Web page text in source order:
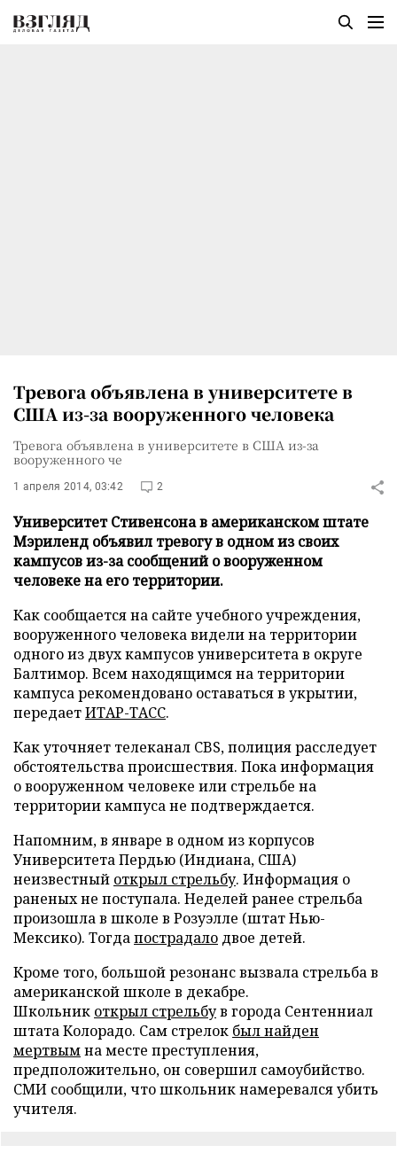
Тревога объявлена в университете в
США из-за вооруженного человека
Тревога объявлена в университете в США из-за
вооруженного че
1 апреля 2014, 03:42 2
Университет Стивенсона в американском штате
Мэриленд объявил тревогу в одном из своих
кампусов из-за сообщений о вооруженном
человеке на его территории.
Как сообщается на сайте учебного учреждения,
вооруженного человека видели на территории
одного из двух кампусов университета в округе
Балтимор. Всем находящимся на территории
кампуса рекомендовано оставаться в укрытии,
передаетИТАР-ТАСС.
Как уточняет телеканал CBS, полиция расследует
обстоятельства происшествия. Пока информация
о вооруженном человеке или стрельбе на
территории кампуса не подтверждается.
Напомним, в январе в одном из корпусов
Университета Пердью (Индиана, США)
неизвестный открыл стрельбу. Информация о
раненых не поступала. Неделей ранее стрельба
произошла в школе в Розуэлле (штат Нью-
Мексико). Тогдапострадало двое детей.
Кроме того, большой резонанс вызвала стрельба в
американской школе в декабре.
Школьник открыл стрельбув города Сентенниал
штата Колорадо. Сам стрелок был найден
мертвымна месте преступления,
предположительно, он совершил самоубийство.
СМИ сообщили, что школьник намеревался убить
учителя.